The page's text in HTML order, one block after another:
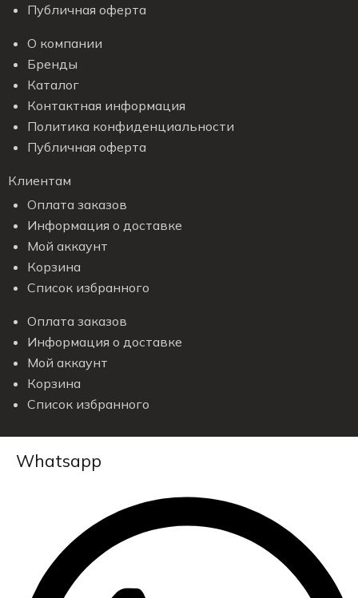
Публичная оферта
О компании
Бренды
Каталог
Контактная информация
Политика конфиденциальности
Публичная оферта
Клиентам
Оплата заказов
Информация о доставке
Мой аккаунт
Корзина
Список избранного
Оплата заказов
Информация о доставке
Мой аккаунт
Корзина
Список избранного
Whatsapp